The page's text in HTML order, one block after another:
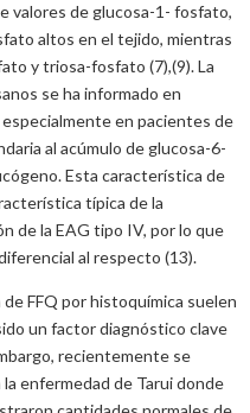
valores de glucosa-1- fosfato,
altos en el tejido, mientras
y triosa-fosfato (7),(9). La
se ha informado en
en pacientes de
al acúmulo de glucosa-6-
Esta característica de
típica de la
de la EAG tipo IV, por lo que
al respecto (13).
FFQ por histoquímica suelen
un factor diagnóstico clave
recientemente se
enfermedad de Tarui donde